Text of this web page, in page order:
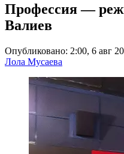
Профессия —
Валиев
Опубликовано: 2:00, 6 авг
Лола Мусаева